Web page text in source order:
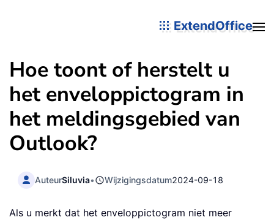
ExtendOffice
Hoe toont of herstelt u
het enveloppictogram in
het meldingsgebied van
Outlook?
AuteurSiluvia• Wijzigingsdatum2024-09-18
Als u merkt dat het enveloppictogram niet meer